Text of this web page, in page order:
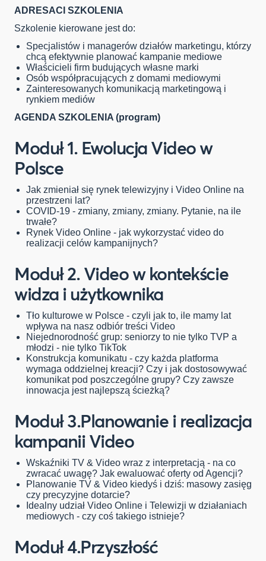
ADRESACI SZKOLENIA
Szkolenie kierowane jest do:
Specjalistów i managerów działów marketingu, którzy
chcą efektywnie planować kampanie mediowe
Właścicieli firm budujących własne marki
Osób współpracujących z domami mediowymi
Zainteresowanych komunikacją marketingową i
rynkiem mediów
AGENDA SZKOLENIA (program)
Moduł1. Ewolucja Video w
Polsce
Jak zmieniał się rynek telewizyjny i Video Online na
przestrzeni lat?
COVID-19 - zmiany, zmiany, zmiany. Pytanie, na ile
trwałe?
Rynek Video Online - jak wykorzystać video do
realizacji celów kampanijnych?
Moduł2.Video w kontekście
widza i użytkownika
Tło kulturowe w Polsce - czyli jak to, ile mamy lat
wpływa na nasz odbiór treści Video
Niejednorodność grup: seniorzy to nie tylko TVP a
młodzi - nie tylko TikTok
Konstrukcja komunikatu - czy każda platforma
wymaga oddzielnej kreacji? Czy i jak dostosowywać
komunikat pod poszczególne grupy? Czy zawsze
innowacja jest najlepszą ścieżką?
Moduł3.Planowanie i realizacja
kampanii Video
Wskaźniki TV & Video wraz z interpretacją - na co
zwracać uwagę? Jak ewaluować oferty od Agencji?
Planowanie TV & Video kiedyś i dziś: masowy zasięg
czy precyzyjne dotarcie?
Idealny udział Video Online i Telewizji w działaniach
mediowych - czy coś takiego istnieje?
Moduł4.Przyszłość